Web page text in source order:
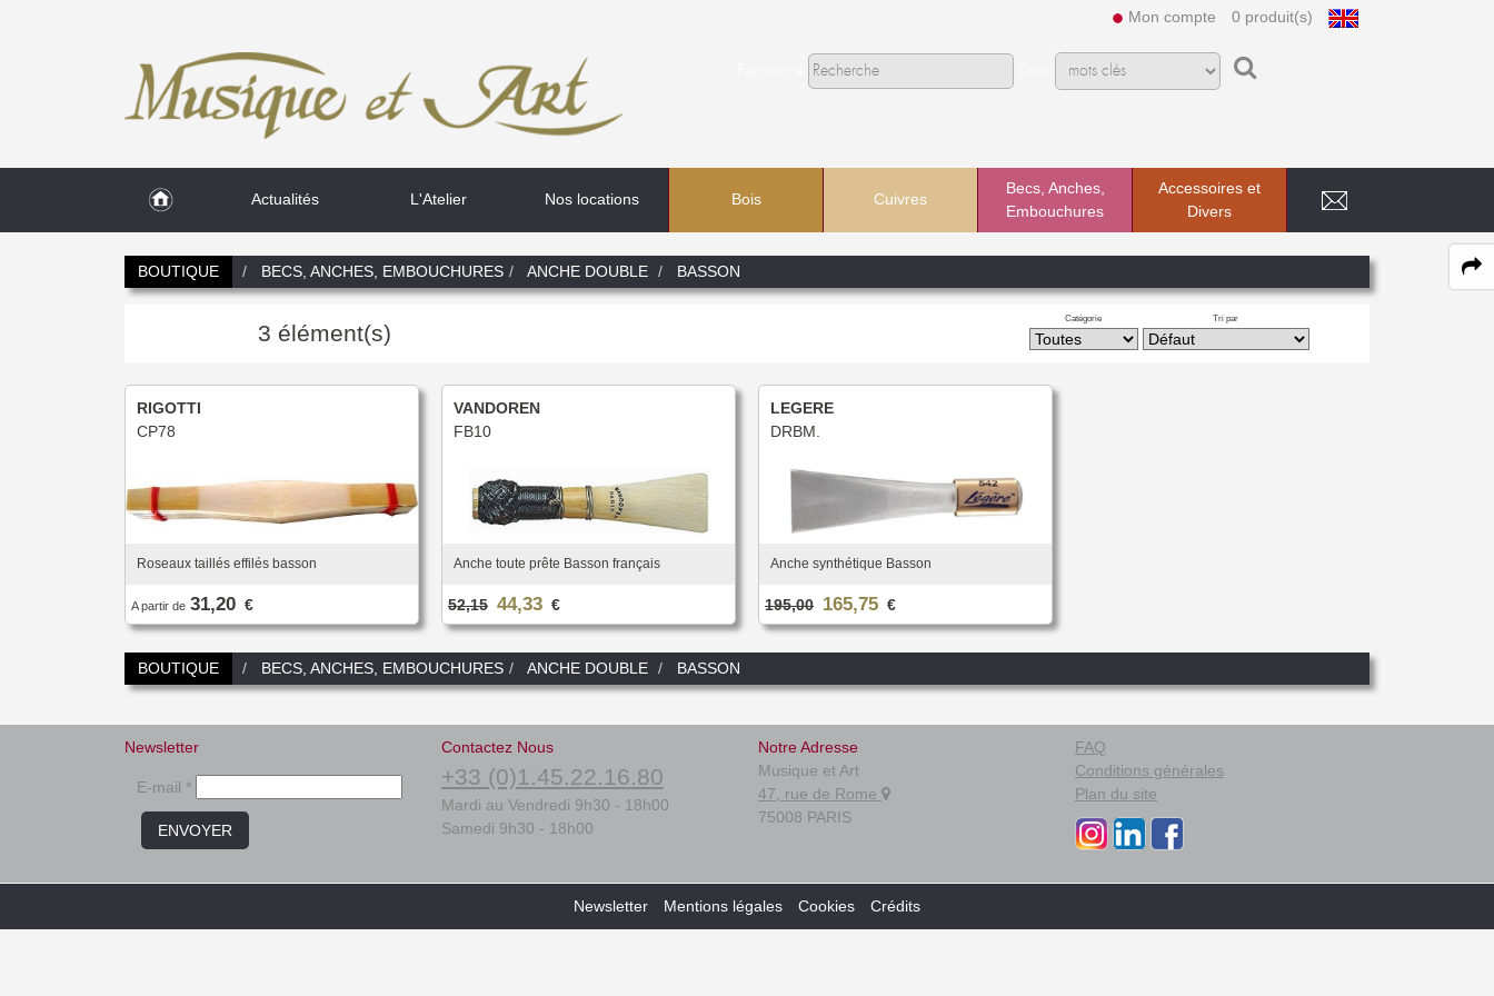
Mon compte 0 produit(s)
Actualités L'Atelier Nos locations Bois Cuivres
Becs, Anches,
Embouchures
Accessoires et
Divers
Recherche
BOUTIQUE BECS, ANCHES, EMBOUCHURES ANCHE DOUBLE BASSON
3 élément(s)
Catégorie Tri par
RIGOTTI
CP78
Roseaux taillés effilés basson
A partir de 31,20 €
VANDOREN
FB10
Anche toute prête Basson français
52,15 44,33 €
LEGERE
DRBM.
Anche synthétique Basson
195,00 165,75 €
BOUTIQUE BECS, ANCHES, EMBOUCHURES ANCHE DOUBLE BASSON
Newsletter
E-mail *
ENVOYER
Contactez Nous
+33 (0)1.45.22.16.80
Mardi au Vendredi 9h30 - 18h00
Samedi 9h30 - 18h00
Notre Adresse
Musique et Art
47, rue de Rome
75008 PARIS
FAQ
Conditions générales
Plan du site
Newsletter Mentions légales Cookies Crédits